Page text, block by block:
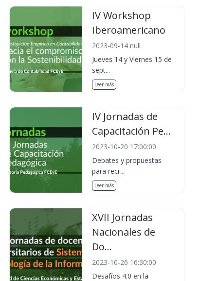
IV Workshop
Iberoamericano
2023-09-14 null
Jueves 14 y Viernes 15 de
sept...
Leer más
IV Jornadas de
Capacitación Pe...
2023-10-20 17:00:00
Debates y propuestas
para recr...
Leer más
XVII Jornadas
Nacionales de
Do...
2023-10-26 16:30:00
Desafíos 4.0 en la